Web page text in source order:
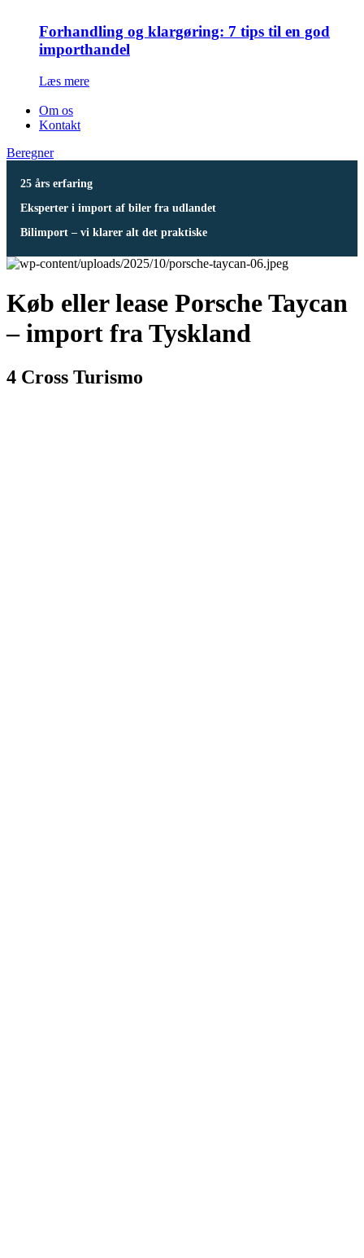
Forhandling og klargøring: 7 tips til en god
importhandel
Læs mere
Om os
Kontakt
Beregner
25 års erfaring
Eksperter i import af biler fra udlandet
Bilimport – vi klarer alt det praktiske
Køb eller lease Porsche Taycan
– import fra Tyskland
4 Cross Turismo